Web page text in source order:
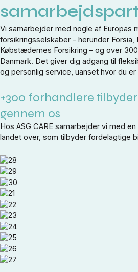
Vi samarbejder med nogle af Europas
forsikringsselskaber – herunder Forsia,
Købstædernes Forsikring – og over
Danmark. Det giver dig adgang til
og personlig service, uanset hvor du er
+300 forhandlere
gennem os
Hos ASG CARE samarbejder vi med
landet over, som tilbyder fordelagtige